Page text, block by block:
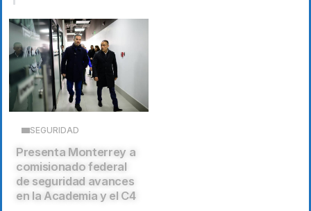
SEGURIDAD
Presenta Monterrey a
comisionado federal
de seguridad avances
en la Academia y el C4